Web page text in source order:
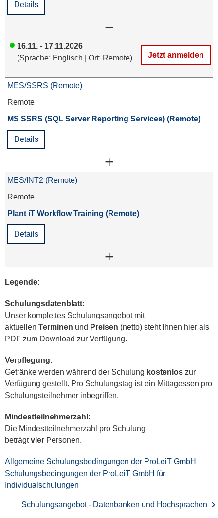
Details
−
16.11. - 17.11.2026
(Sprache: Englisch | Ort: Remote)
Jetzt anmelden
MES/SSRS (Remote)
MS SSRS (SQL Server Reporting Services) (Remote)
Details
Remote
+
MES/INT2 (Remote)
Plant iT Workflow Training (Remote)
Details
Remote
+
Legende:
Schulungsdatenblatt:
Unser komplettes Schulungsangebot mit
aktuellen Terminen und Preisen (netto) steht Ihnen hier als
PDF zum Download zur Verfügung.
Verpflegung:
Getränke werden während der Schulung kostenlos zur
Verfügung gestellt. Pro Schulungstag ist ein Mittagessen pro
Schulungsteilnehmer inbegriffen.
Mindestteilnehmerzahl:
Die Mindestteilnehmerzahl pro Schulung
beträgtvier Personen.
Allgemeine Schulungsbedingungen der ProLeiT GmbH
Schulungsbedingungen der ProLeiT GmbH für
Individualschulungen
Schulungsangebot - Datenbanken und Hochsprachen